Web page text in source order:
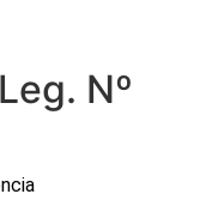
Nº